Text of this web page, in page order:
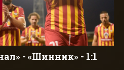
- «Шинник» - 1:1